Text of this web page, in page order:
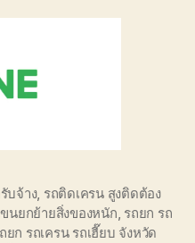
บจ้าง, รถติดเครน สูงติดต้อง
นยกย้ายสิ่งของหนัก, รถยก รถ
ยก รถเครน รถเฮี๊ยบ จังหวัด